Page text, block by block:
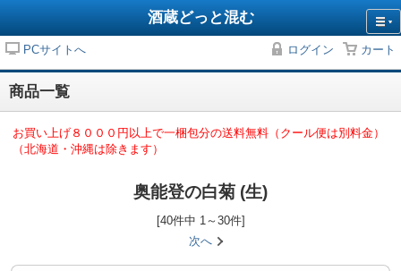
酒蔵どっと混む
PCサイトへ ログイン カート
商品一覧
お買い上げ８０００円以上で一梱包分の送料無料（クール便は別料金）
（北海道・沖縄は除きます）
奥能登の白菊 (生)
[40件中 1～30件]
次へ